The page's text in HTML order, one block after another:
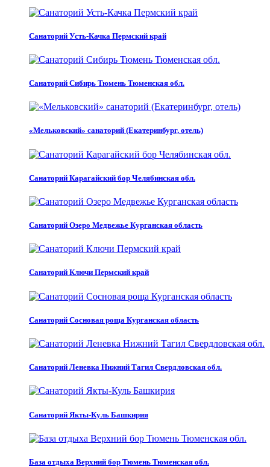
Санаторий Усть-Качка Пермский край
Санаторий Сибирь Тюмень Тюменская обл.
«Мельковский» санаторий (Екатеринбург, отель)
Санаторий Карагайский бор Челябинская обл.
Санаторий Озеро Медвежье Курганская область
Санаторий Ключи Пермский край
Санаторий Сосновая роща Курганская область
Санаторий Леневка Нижний Тагил Свердловская обл.
Санаторий Якты-Куль Башкирия
База отдыха Верхний бор Тюмень Тюменская обл.